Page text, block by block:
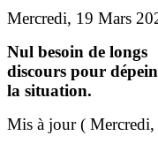
Mercredi, 19 Mars
Nul besoin de longs
discours pour
la situation.
Mis à jour (